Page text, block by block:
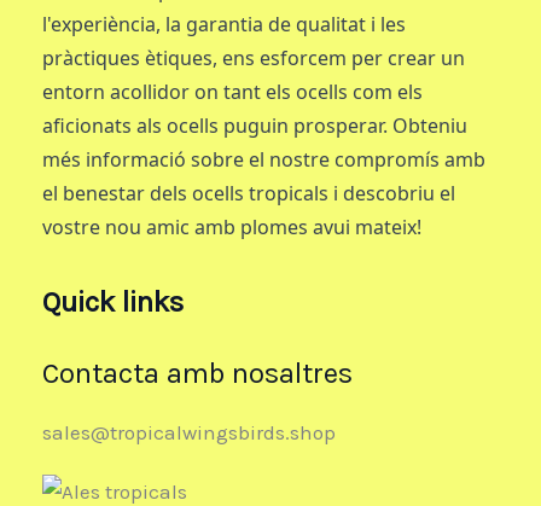
l'experiència, la garantia de qualitat i les
pràctiques ètiques, ens esforcem per crear un
entorn acollidor on tant els ocells com els
aficionats als ocells puguin prosperar. Obteniu
més informació sobre el nostre compromís amb
el benestar dels ocells tropicals i descobriu el
vostre nou amic amb plomes avui mateix!
Quick links
Contacta amb nosaltres
sales@tropicalwingsbirds.shop